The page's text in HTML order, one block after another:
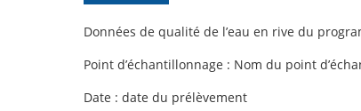
Données de qualité de l’eau en rive du
Point d’échantillonnage : Nom du point
Date : date du prélèvement